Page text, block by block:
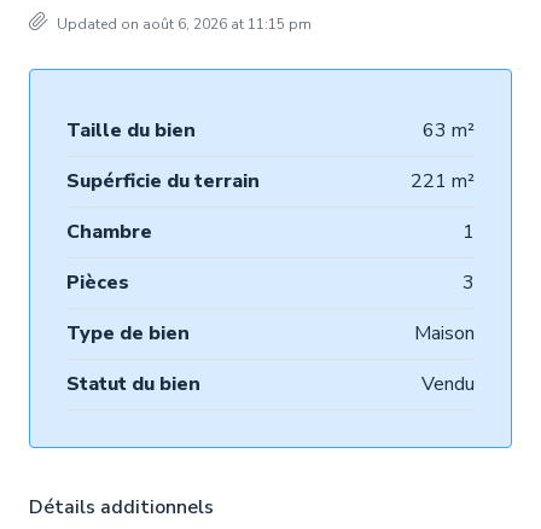
Updated on août 6, 2026 at 11:15 pm
Taille du bien
63 m²
Supérficie du terrain
221 m²
Chambre
1
Pièces
3
Type de bien
Maison
Statut du bien
Vendu
Détails additionnels